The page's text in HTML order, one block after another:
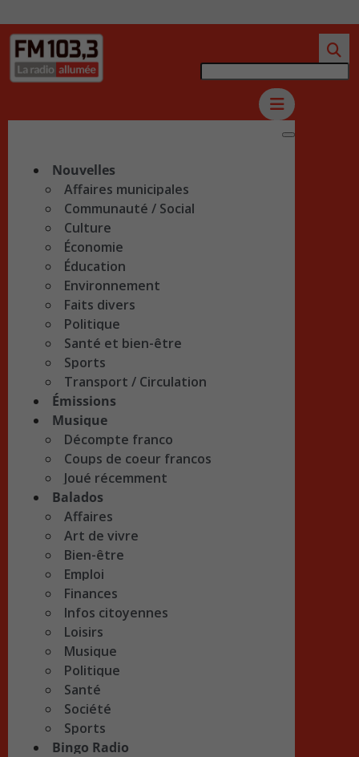
Nouvelles
Affaires municipales
Communauté / Social
Culture
Économie
Éducation
Environnement
Faits divers
Politique
Santé et bien-être
Sports
Transport / Circulation
Émissions
Musique
Décompte franco
Coups de coeur francos
Joué récemment
Balados
Affaires
Art de vivre
Bien-être
Emploi
Finances
Infos citoyennes
Loisirs
Musique
Politique
Santé
Société
Sports
Bingo Radio